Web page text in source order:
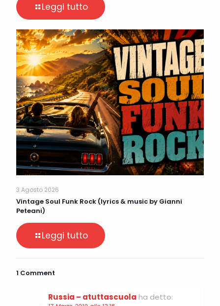
Leggi tutto
3 Agosto 2026
Vintage Soul Funk Rock (lyrics & music by Gianni
Peteani)
Leggi tutto
1 Comment
Russia – atuttascuola ha detto: